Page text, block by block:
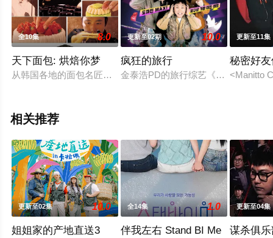
全10集 8.0
天下面包: 烘焙你梦
从韩国各地的面包名匠到世界级的烘焙大师！全世界有名的糕
更新至02期 10.0
疯狂的旅行
金泰浩PD的旅行综艺《大富翁世界
更新至11集
秘密好
<Manitto
相关推荐
更新至02集 10.0
姐姐家的产地直送3
全14集 1.0
伴我左右 Stand BI Me
更新至04集
谋杀俱